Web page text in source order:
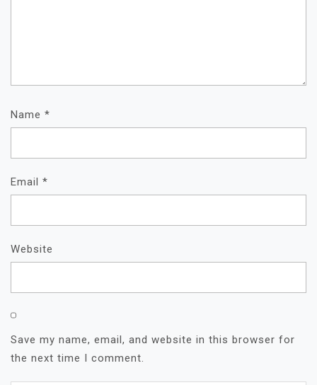
Name *
Email *
Website
Save my name, email, and website in this browser for
the next time I comment.